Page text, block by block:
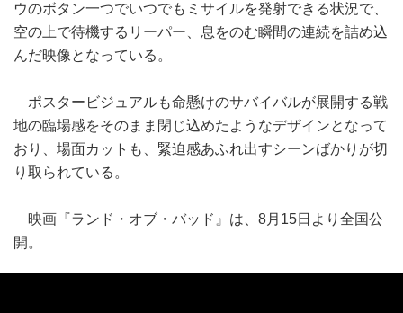
ウのボタン一つでいつでもミサイルを発射できる状況で、
空の上で待機するリーパー、息をのむ瞬間の連続を詰め込
んだ映像となっている。
ポスタービジュアルも命懸けのサバイバルが展開する戦
地の臨場感をそのまま閉じ込めたようなデザインとなって
おり、場面カットも、緊迫感あふれ出すシーンばかりが切
り取られている。
映画『ランド・オブ・バッド』は、8月15日より全国公
開。